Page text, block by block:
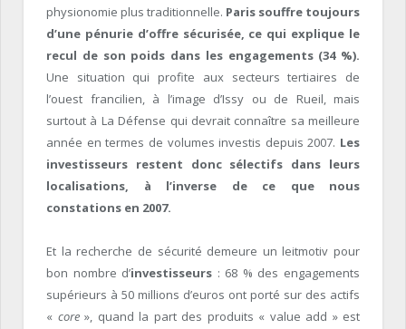
physionomie plus traditionnelle. Paris souffre toujours
d’une pénurie d’offre sécurisée, ce qui explique le
recul de son poids dans les engagements (34 %).
Une situation qui profite aux secteurs tertiaires de
l’ouest francilien, à l’image d’Issy ou de Rueil, mais
surtout à La Défense qui devrait connaître sa meilleure
année en termes de volumes investis depuis 2007. Les
investisseurs restent donc sélectifs dans leurs
localisations, à l’inverse de ce que nous
constations en 2007.
Et la recherche de sécurité demeure un leitmotiv pour
bon nombre d’investisseurs : 68 % des engagements
supérieurs à 50 millions d’euros ont porté sur des actifs
« core», quand la part des produits « value add » est